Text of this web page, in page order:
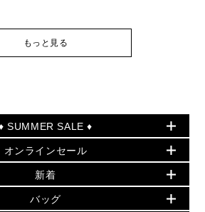
もっと見る
SUMMER SALE ♦
セールおすすめアイテム
▶ ウィメンズ
バッグ
オンラインセール
THE MONTH - 今月の特別価格
再値下げアイテム
新着
夏のスタイル
バッグ